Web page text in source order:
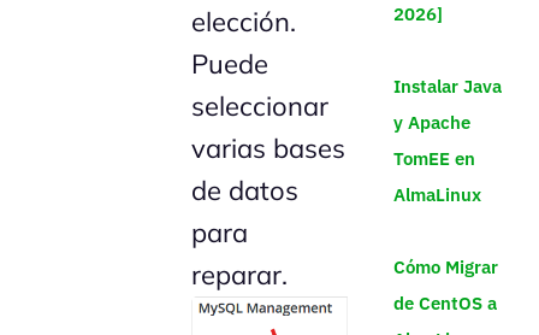
elección.
Puede
seleccionar
varias bases
de datos
para
reparar.
2026]
Instalar Java
y Apache
TomEE en
AlmaLinux
Cómo Migrar
de CentOS a